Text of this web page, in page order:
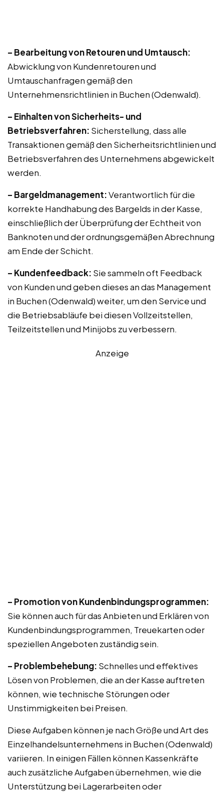
– Bearbeitung von Retouren und Umtausch:
Abwicklung von Kundenretouren und
Umtauschanfragen gemäß den
Unternehmensrichtlinien in Buchen (Odenwald).
– Einhalten von Sicherheits- und
Betriebsverfahren: Sicherstellung, dass alle
Transaktionen gemäß den Sicherheitsrichtlinien und
Betriebsverfahren des Unternehmens abgewickelt
werden.
– Bargeldmanagement:Verantwortlich für die
korrekte Handhabung des Bargelds in der Kasse,
einschließlich der Überprüfung der Echtheit von
Banknoten und der ordnungsgemäßen Abrechnung
am Ende der Schicht.
– Kundenfeedback: Sie sammeln oft Feedback
von Kunden und geben dieses an das Management
in Buchen (Odenwald) weiter, um den Service und
die Betriebsabläufe bei diesen Vollzeitstellen,
Teilzeitstellen und Minijobs zu verbessern.
Anzeige
– Promotion von Kundenbindungsprogrammen:
Sie können auch für das Anbieten und Erklären von
Kundenbindungsprogrammen, Treuekarten oder
speziellen Angeboten zuständig sein.
– Problembehebung: Schnelles und effektives
Lösen von Problemen, die an der Kasse auftreten
können, wie technische Störungen oder
Unstimmigkeiten bei Preisen.
Diese Aufgaben können je nach Größe und Art des
Einzelhandelsunternehmens in Buchen (Odenwald)
variieren. In einigen Fällen können Kassenkräfte
auch zusätzliche Aufgaben übernehmen, wie die
Unterstützung bei Lagerarbeiten oder